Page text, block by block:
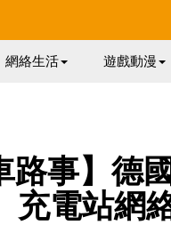
網絡生活 遊戲動漫
路事】德
充電站網